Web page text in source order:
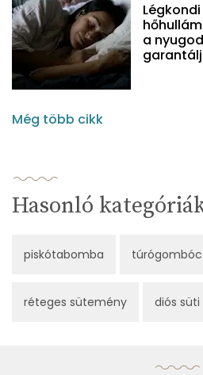
a
Még több cikk
Hasonló
piskótabomba túrógombóc
réteges sütemény diós süti